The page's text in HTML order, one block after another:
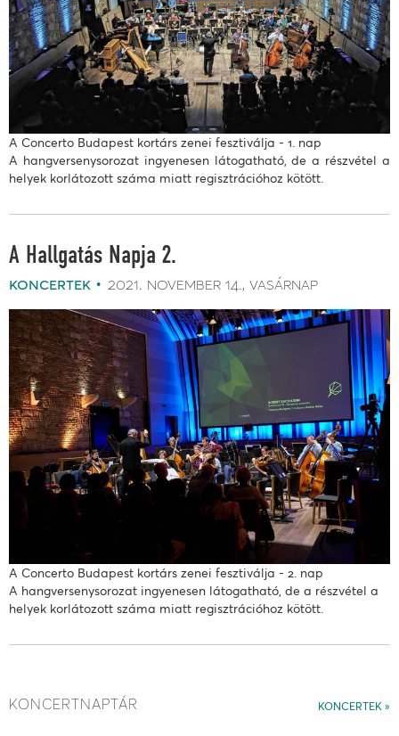
A Concerto Budapest kortárs zenei fesztiválja - 1. nap
A hangversenysorozat ingyenesen látogatható, de a részvétel a
helyek korlátozott száma miatt regisztrációhoz kötött.
A Hallgatás Napja 2.
koncertek 2021. november 14. vasárnap
A Concerto Budapest kortárs zenei fesztiválja - 2. nap
A hangversenysorozat ingyenesen látogatható, de a részvétel a
helyek korlátozott száma miatt regisztrációhoz kötött.
KONCERTEK
KONCERTNAPTÁR